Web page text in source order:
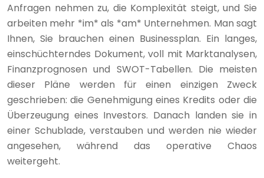
Anfragen nehmen zu, die Komplexität steigt, und Sie
arbeiten mehr *im* als *am* Unternehmen. Man sagt
Ihnen, Sie brauchen einen Businessplan. Ein langes,
einschüchterndes Dokument, voll mit Marktanalysen,
Finanzprognosen und SWOT-Tabellen. Die meisten
dieser Pläne werden für einen einzigen Zweck
geschrieben: die Genehmigung eines Kredits oder die
Überzeugung eines Investors. Danach landen sie in
einer Schublade, verstauben und werden nie wieder
angesehen, während das operative Chaos
weitergeht.